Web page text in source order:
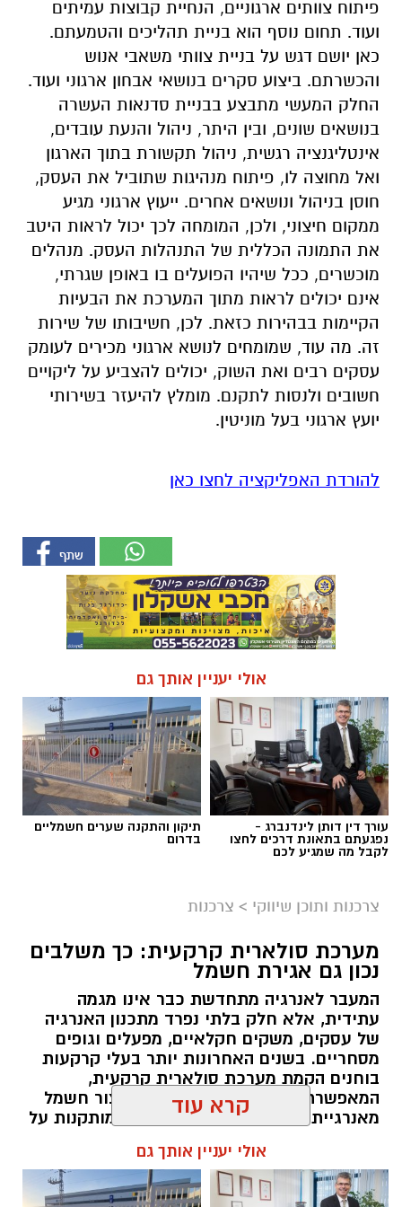
פיתוח צוותים ארגוניים, הנחיית קבוצות עמיתים
ועוד. תחום נוסף הוא בניית תהליכים והטמעתם.
כאן יושם דגש על בניית צוותי משאבי אנוש
והכשרתם. ביצוע סקרים בנושאי אבחון ארגוני ועוד.
החלק המעשי מתבצע בבניית סדנאות העשרה
בנושאים שונים, ובין היתר, ניהול והנעת עובדים,
אינטליגנציה רגשית, ניהול תקשורת בתוך הארגון
ואל מחוצה לו, פיתוח מנהיגות שתוביל את העסק,
חוסן בניהול ונושאים אחרים. ייעוץ ארגוני מגיע
ממקום חיצוני, ולכן, המומחה לכך יכול לראות היטב
את התמונה הכללית של התנהלות העסק. מנהלים
מוכשרים, ככל שיהיו הפועלים בו באופן שגרתי,
אינם יכולים לראות מתוך המערכת את הבעיות
הקיימות בבהירות כזאת. לכן, חשיבותו של שירות
זה. מה עוד, שמומחים לנושא ארגוני מכירים לעומק
עסקים רבים ואת השוק, יכולים להצביע על ליקויים
חשובים ולנסות לתקנם. מומלץ להיעזר בשירותי
יועץ ארגוני בעל מוניטין.
להורדת האפליקציה לחצו כאן
אולי יעניין אותך גם
עורך דין דותן לינדנברג -
נפגעתם בתאונת דרכים לחצו
לקבל מה שמגיע לכם
תיקון והתקנה שערים חשמליים
בדרום
צרכנות ותוכן שיווקי > צרכנות
מערכת סולארית קרקעית: כך משלבים
נכון גם אגירת חשמל
המעבר לאנרגיה מתחדשת כבר אינו מגמה
עתידית, אלא חלק בלתי נפרד מתכנון האנרגיה
של עסקים, משקים חקלאיים, מפעלים וגופים
מסחריים. בשנים האחרונות יותר בעלי קרקעות
בוחנים הקמת מערכת סולארית קרקעית,
המאפשרת לנצל שטחים פתוחים לייצור חשמל
מאנרגיית השמש. בניגוד למערכות המותקנות על
בתכנון, מאפשרת התקנת מערכות בהספקים
גבוהים ומקלה על ביצוע תחזוקה שוטפת.
במקביל, העלייה במודעות לניהול אנרגיה יעיל
קרא עוד
אולי יעניין אותך גם